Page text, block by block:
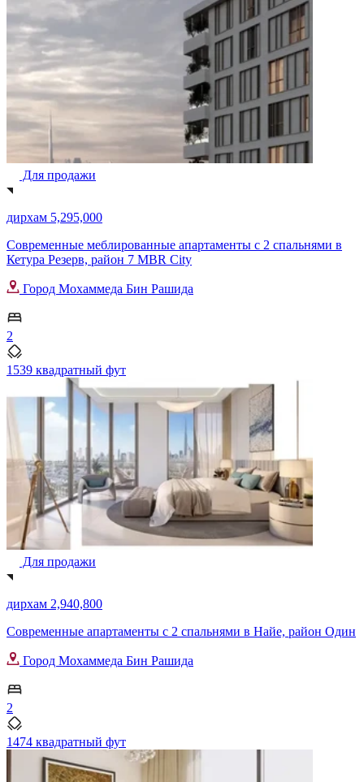
Для продажи
дирхам 5,295,000
Современные меблированные апартаменты с 2 спальнями в
Кетура Резерв, район 7 MBR City
Город Мохаммеда Бин Рашида
2
1539 квадратный фут
Для продажи
дирхам 2,940,800
Современные апартаменты с 2 спальнями в Найе, район Один
Город Мохаммеда Бин Рашида
2
1474 квадратный фут